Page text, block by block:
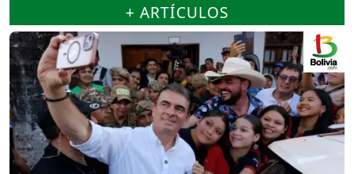
+ ARTÍCULOS